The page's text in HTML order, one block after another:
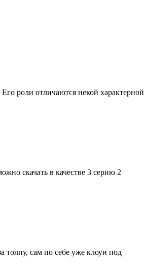
роли отличаются некой характерной
скачать в качестве 3 серию 2
толпу, сам по себе уже клоун под